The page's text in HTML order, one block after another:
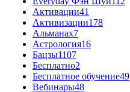
Активации41
Активизации178
Альманах7
Астрология16
Бацзы1107
Бесплатно2
Бесплатное обучение49
Вебинары48